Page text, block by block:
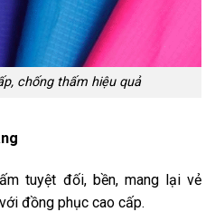
chống thấm hiệu quả
tuyệt đối, bền, mang lại vẻ
đồng phục cao cấp.